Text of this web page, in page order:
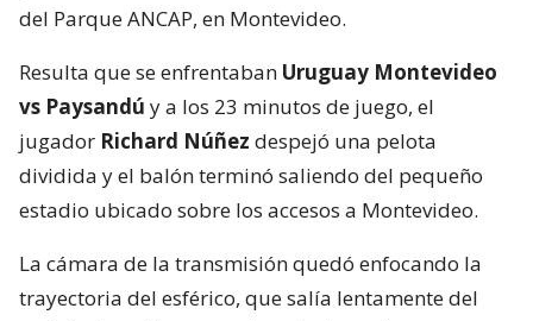
del Parque ANCAP, en Montevideo.
Resulta que se enfrentaban Uruguay Montevideo
vs Paysandú y a los 23 minutos de juego, el
jugador Richard Núñez despejó una pelota
dividida y el balón terminó saliendo del pequeño
estadio ubicado sobre los accesos a Montevideo.
La cámara de la transmisión quedó enfocando la
trayectoria del esférico, que salía lentamente del